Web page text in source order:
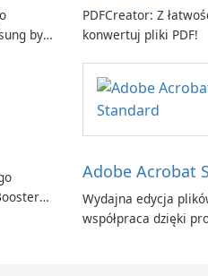
by
PDFCreator: Z
konwertuj pliki PDF!
Adobe Acrobat
Wydajna edycja
współpraca dzięki